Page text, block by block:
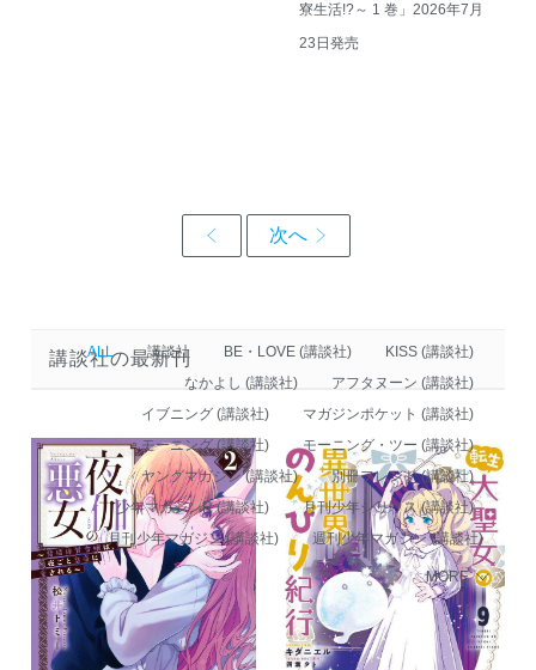
寮生活!?～ 1 巻」2026年7月
23日発売
講談社の最新刊
ALL 講談社 BE・LOVE (講談社)
KISS (講談社)
なかよし (講談社)
アフタヌーン (講談社)
イブニング (講談社)
マガジンポケット (講談社)
モーニング (講談社)
モーニング・ツー (講談社)
ヤングマガジン (講談社)
別冊フレンド (講談社)
少年マガジンR (講談社)
月刊少年シリウス (講談社)
月刊少年マガジン (講談社)
週刊少年マガジン (講談社)
MORE